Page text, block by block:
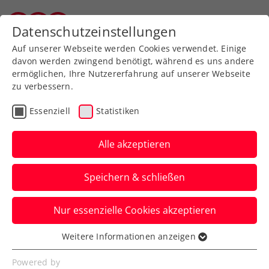
Zurück zur Newsübersicht
Verbands-Info
Steuerliche
Spendenabsetzbarkeit für
Sportvereine fixiert
Ab 2024 können auch Sportvereine um
Aufnahme in die Liste der
spendenbegünstigten Einrichtungen
ansuchen.
Datenschutzeinstellungen
Auf unserer Webseite werden Cookies verwendet. Einige
davon werden zwingend benötigt, während es uns andere
ermöglichen, Ihre Nutzererfahrung auf unserer Webseite
zu verbessern.
Essenziell Statistiken
Alle akzeptieren
Speichern & schließen
Nur essenzielle Cookies akzeptieren
Essenziell
Essenzielle Cookies werden für grundlegende
Weitere Informationen anzeigen
Powered by